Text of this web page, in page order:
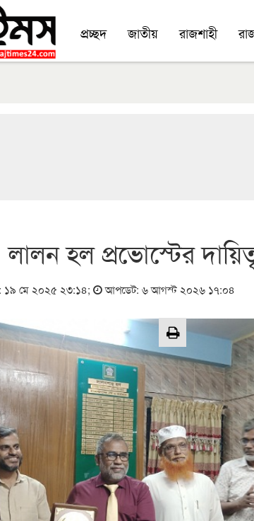
প্রচ্ছদ জাতীয় রাজশাহী
হল প্রভোস্টের দায়িত্ব
১৯ মে ২০২৫ ২৩:১৪; আপডেট: ৬ আগস্ট ২০২৬ ১৭:০৪